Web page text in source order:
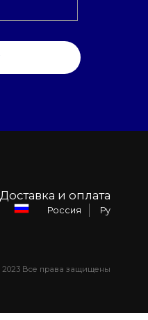
Доставка и оплата
Россия Ру
2023 Все права защищены